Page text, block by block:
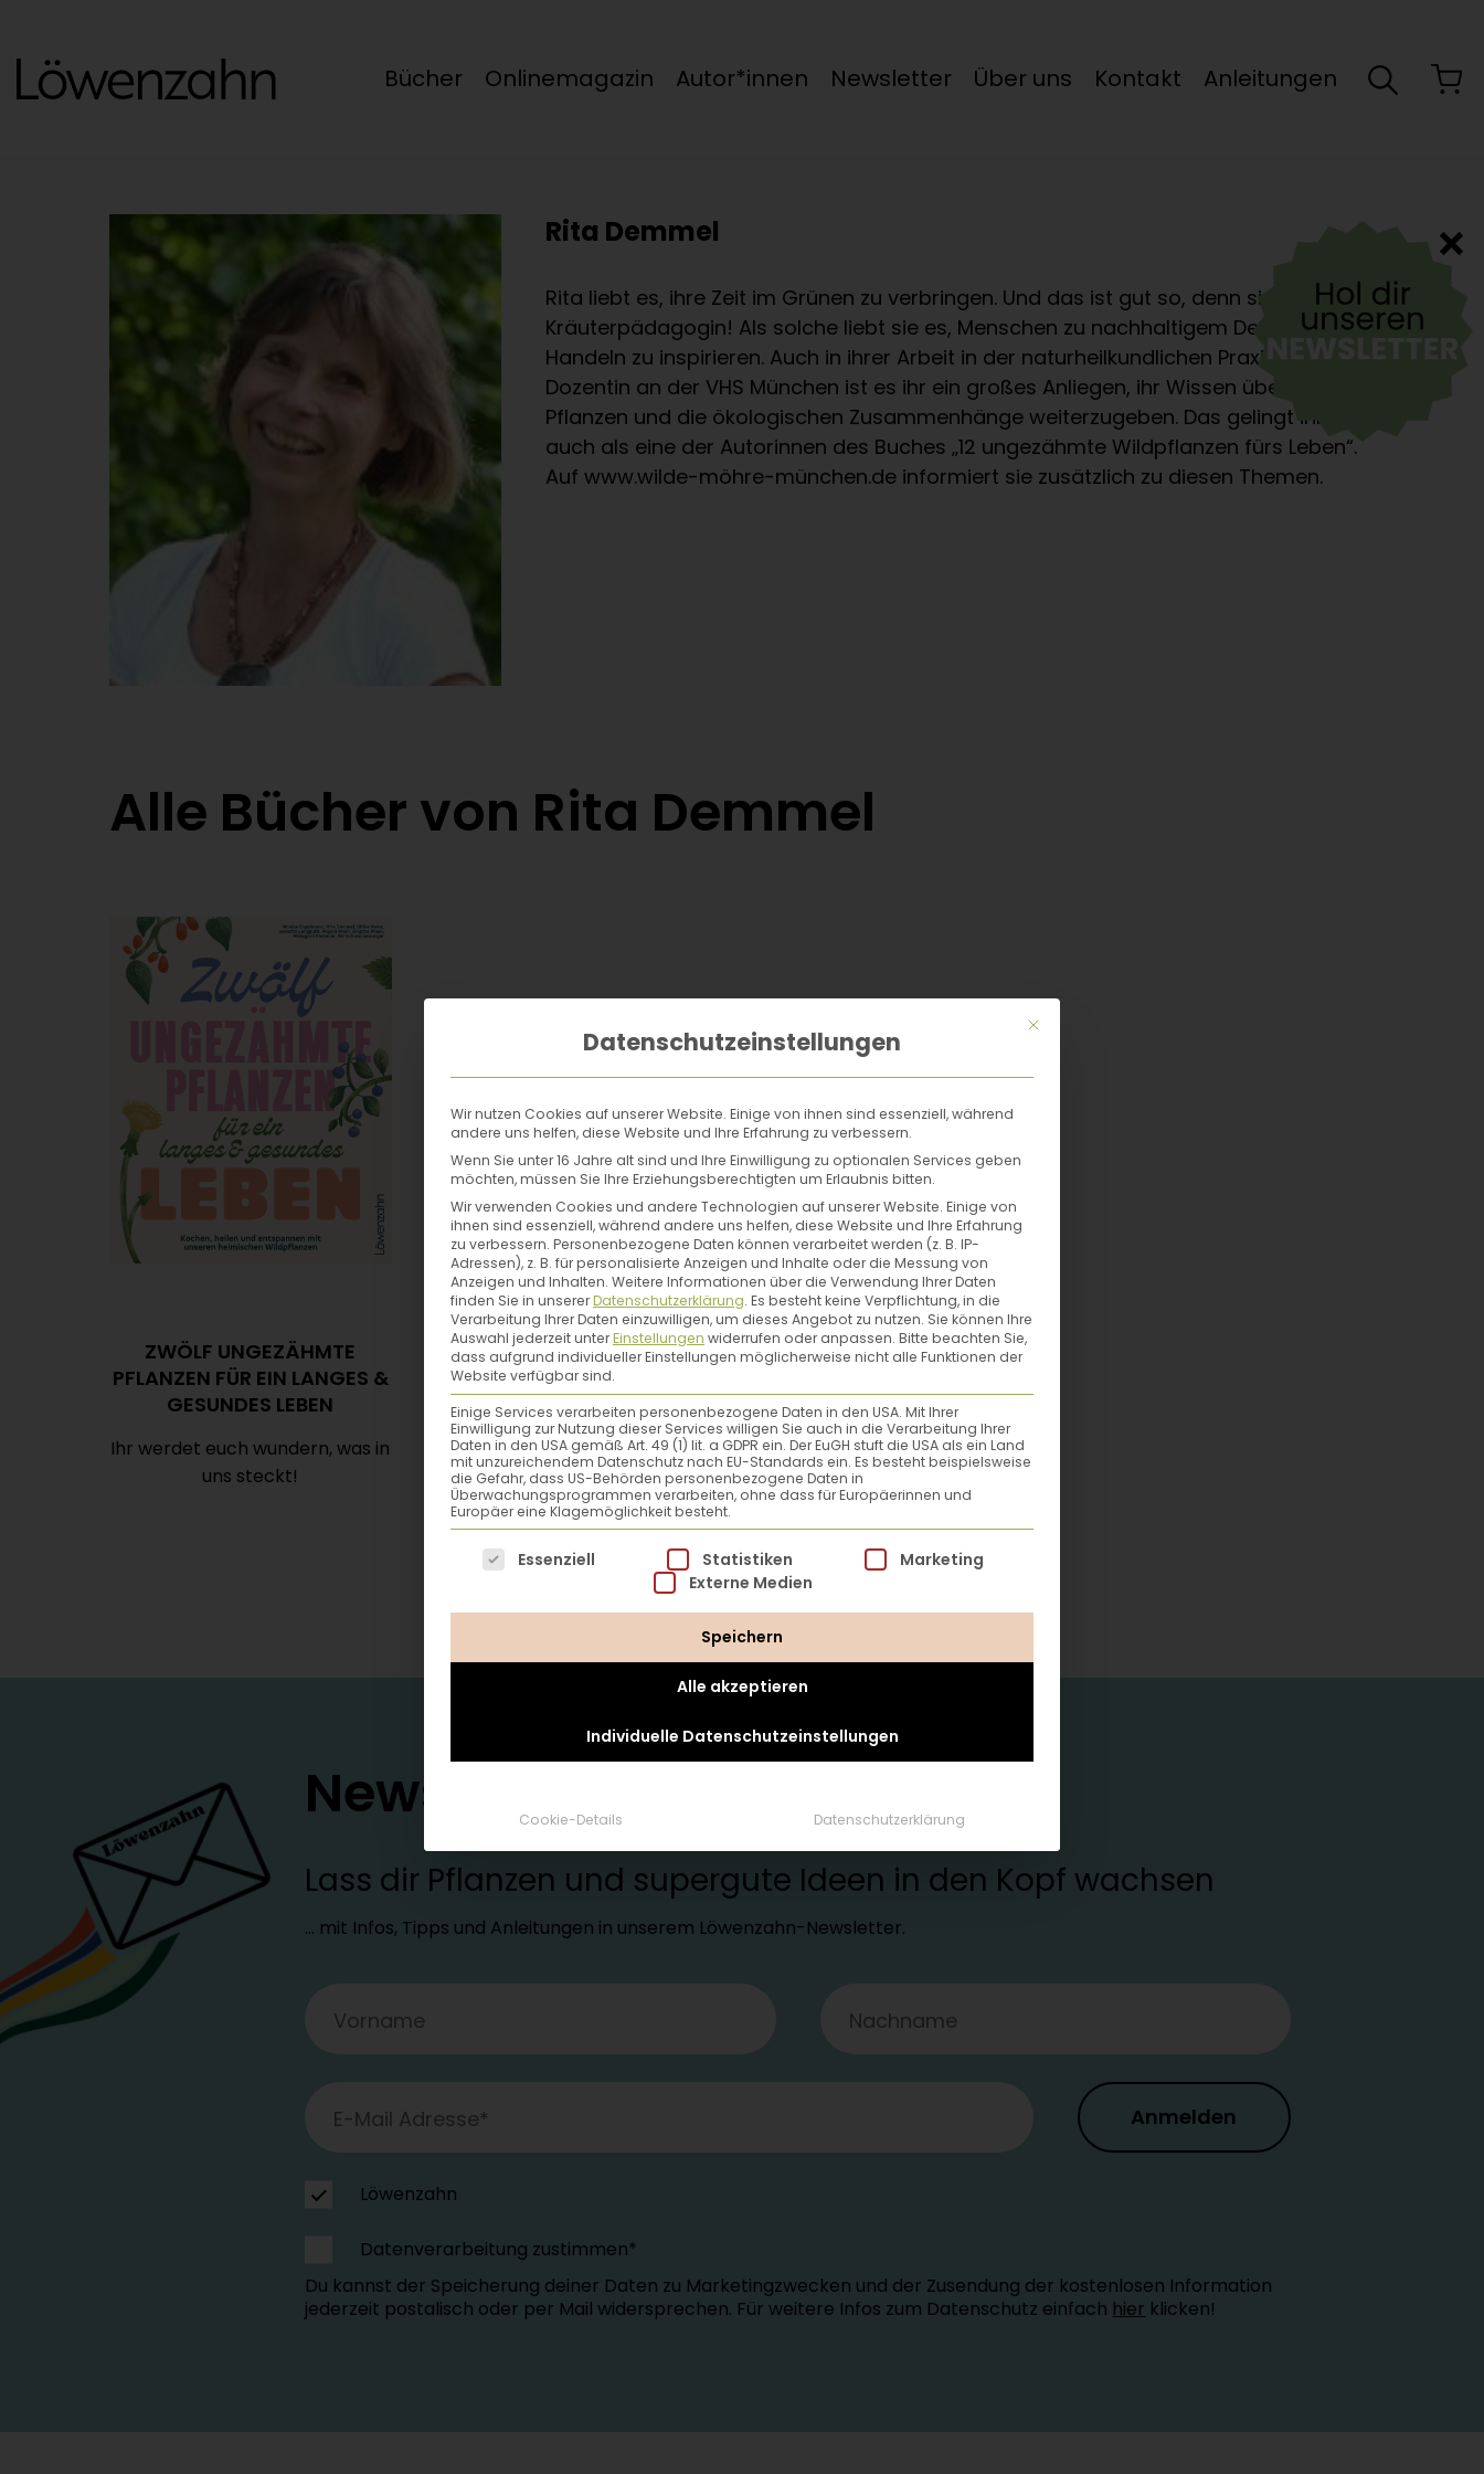
Bücher Onlinemagazin Autor*innen Newsletter Über uns Kontakt Anleitungen
Rita Demmel
Rita liebt es, ihre Zeit im Grünen zu verbringen. Und das ist gut so, denn sie ist
Kräuterpädagogin! Als solche liebt sie es, Menschen zu nachhaltigem Denken und
Handeln zu inspirieren. Auch in ihrer Arbeit in der naturheilkundlichen Praxis und als
Dozentin an der VHS München ist es ihr ein großes Anliegen, ihr Wissen über
Pflanzen und die ökologischen Zusammenhänge weiterzugeben. Das gelingt ihr
auch als eine der Autorinnen des Buches „12 ungezähmte Wildpflanzen fürs Leben“.
Auf www.wilde-möhre-münchen.de informiert sie zusätzlich zu diesen Themen.
Alle Bücher von Rita Demmel
ZWÖLF UNGEZÄHMTE
PFLANZEN FÜR EIN LANGES &
GESUNDES LEBEN
Ihr werdet euch wundern, was in
uns steckt!
Newsletter
Lass dir Pflanzen und supergute Ideen in den Kopf wachsen
… mit Infos, Tipps und Anleitungen in unserem Löwenzahn-Newsletter.
Anmelden
Löwenzahn
Datenverarbeitung zustimmen*
Du kannst der Speicherung deiner Daten zu Marketingzwecken und der Zusendung der kostenlosen Information
jederzeit postalisch oder per Mail widersprechen. Für weitere Infos zum Datenschutz einfach hier klicken!
Mit diesem Button wird der Dialog geschlossen. Seine
Datenschutzeinstellungen
Wir nutzen Cookies auf unserer Website. Einige von ihnen sind essenziell, während
andere uns helfen, diese Website und Ihre Erfahrung zu verbessern.
Wenn Sie unter 16 Jahre alt sind und Ihre Einwilligung zu optionalen Services geben
möchten, müssen Sie Ihre Erziehungsberechtigten um Erlaubnis bitten.
Wir verwenden Cookies und andere Technologien auf unserer Website. Einige von
ihnen sind essenziell, während andere uns helfen, diese Website und Ihre Erfahrung
zu verbessern. Personenbezogene Daten können verarbeitet werden (z. B. IP-
Adressen), z. B. für personalisierte Anzeigen und Inhalte oder die Messung von
Anzeigen und Inhalten. Weitere Informationen über die Verwendung Ihrer Daten
finden Sie in unsererDatenschutzerklärung. Es besteht keine Verpflichtung, in die
Verarbeitung Ihrer Daten einzuwilligen, um dieses Angebot zu nutzen. Sie können Ihre
Auswahl jederzeit unterEinstellungen widerrufen oder anpassen. Bitte beachten Sie,
dass aufgrund individueller Einstellungen möglicherweise nicht alle Funktionen der
Website verfügbar sind.
Einige Services verarbeiten personenbezogene Daten in den USA. Mit Ihrer
Einwilligung zur Nutzung dieser Services willigen Sie auch in die Verarbeitung Ihrer
Daten in den USA gemäß Art. 49 (1) lit. a GDPR ein. Der EuGH stuft die USA als ein Land
mit unzureichendem Datenschutz nach EU-Standards ein. Es besteht beispielsweise
die Gefahr, dass US-Behörden personenbezogene Daten in
Überwachungsprogrammen verarbeiten, ohne dass für Europäerinnen und
Europäer eine Klagemöglichkeit besteht.
Es folgt eine Liste der Service-Gruppen, für die eine Einwilligung erteilt werden kann. Die erste Service-Gruppe ist
Essenziell Statistiken
Marketing
Externe Medien
Speichern
Alle akzeptieren
Individuelle Datenschutzeinstellungen
Cookie-Details Datenschutzerklärung